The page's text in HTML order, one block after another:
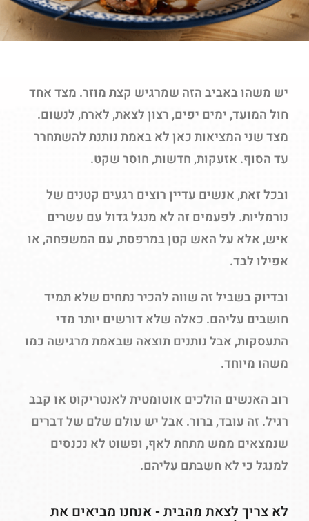
יש משהו באביב הזה שמרגיש קצת מוזר. מצד אחד
חול המועד, ימים יפים, רצון לצאת, לארח, לנשום.
מצד שני המציאות כאן לא באמת נותנת להשתחרר
עד הסוף. אזעקות, חדשות, חוסר שקט.
ובכל זאת, אנשים עדיין רוצים רגעים קטנים של
נורמליות. לפעמים זה לא מנגל גדול עם עשרים
איש, אלא על האש קטן במרפסת, עם המשפחה, או
אפילו לבד.
ובדיוק בשביל זה שווה להכיר נתחים שלא תמיד
חושבים עליהם. כאלה שלא דורשים יותר מדי
התעסקות, אבל נותנים תוצאה שבאמת מרגישה כמו
משהו מיוחד.
רוב האנשים הולכים אוטומטית לאנטריקוט או קבב
רגיל. זה עובד, ברור. אבל יש עולם שלם של דברים
שנמצאים ממש מתחת לאף, ופשוט לא נכנסים
למנגל כי לא חשבתם עליהם.
לא צריך לצאת מהבית - אנחנו מביאים את